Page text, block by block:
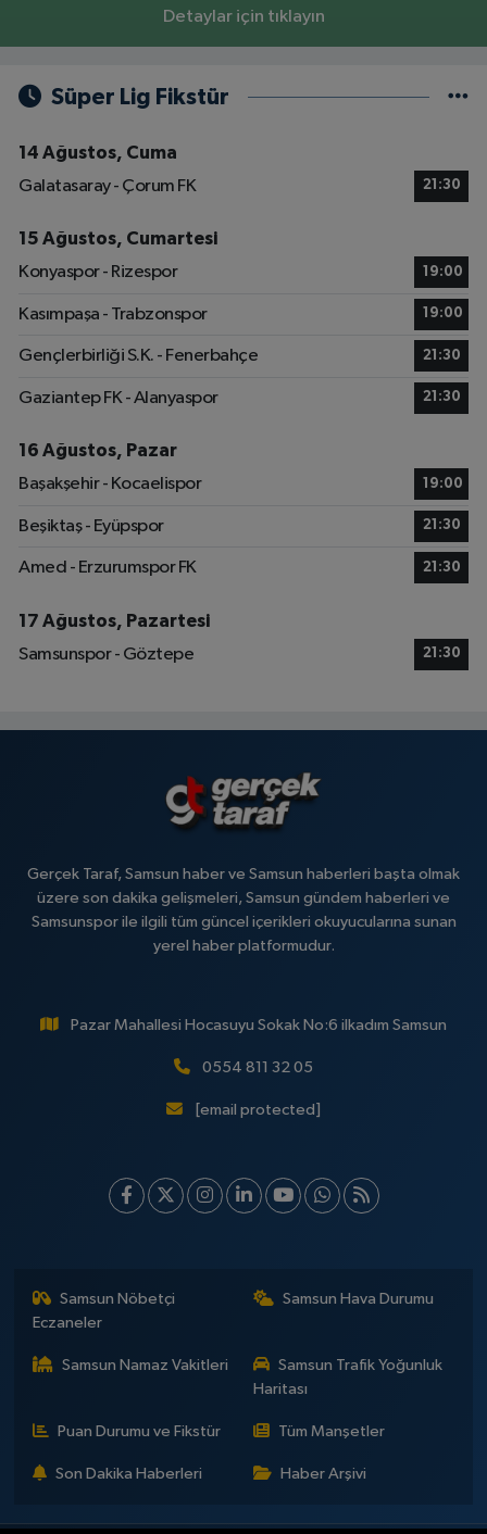
Detaylar için tıklayın
Süper Lig Fikstür
14 Ağustos, Cuma
Galatasaray - Çorum FK
21:30
15 Ağustos, Cumartesi
Konyaspor - Rizespor
19:00
Kasımpaşa - Trabzonspor 19:00
Gençlerbirliği S.K. - Fenerbahçe 21:30
Gaziantep FK - Alanyaspor 21:30
16 Ağustos, Pazar
Başakşehir - Kocaelispor
19:00
Beşiktaş - Eyüpspor 21:30
Amed - Erzurumspor FK 21:30
17 Ağustos, Pazartesi
Samsunspor - Göztepe
21:30
Gerçek Taraf, Samsun haber ve Samsun haberleri başta olmak
üzere son dakika gelişmeleri, Samsun gündem haberleri ve
Samsunspor ile ilgili tüm güncel içerikleri okuyucularına sunan
yerel haber platformudur.
Pazar Mahallesi Hocasuyu Sokak No:6 ilkadım Samsun
0554 811 32 05
[email protected]
Samsun Nöbetçi
Eczaneler
Samsun Hava Durumu
Samsun Namaz Vakitleri
Samsun Trafik Yoğunluk
Haritası
Puan Durumu ve Fikstür Tüm Manşetler
Son Dakika Haberleri Haber Arşivi